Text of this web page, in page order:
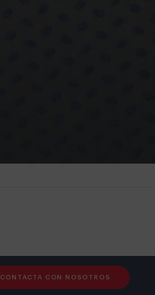
CONTACTA CON NOSOTROS